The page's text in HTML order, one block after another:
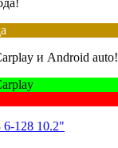
и Android auto!
6-128 10.2"